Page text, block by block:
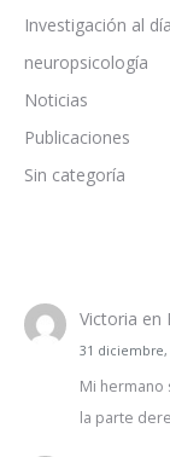
Investigación al día
neuropsicología
Noticias
Publicaciones
Sin categoría
Victoria en
31 diciembre,
Mi hermano
la parte